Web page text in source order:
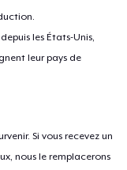
les États-Unis,
leur pays de
Si vous recevez un
nous le remplacerons